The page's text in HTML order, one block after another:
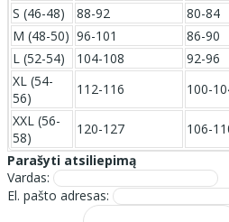
S (46-48)
88-92 80-84
M (48-50) 96-101 86-90
L (52-54)
104-108 92-96
XL (54-
56)
112-116 100-
XXL (56-
58)
120-127 106-
Parašyti atsiliepimą
Vardas:
El. pašto adresas: